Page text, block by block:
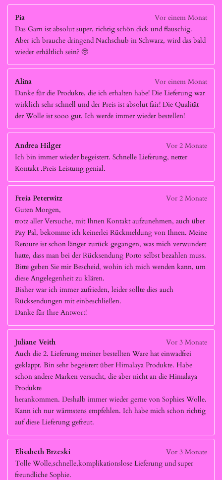
Pia
Vor einem Monat
Das Garn ist absolut super, richtig schön dick und flauschig.
Aber ich brauche dringend Nachschub in Schwarz, wird das bald
wieder erhältlich sein? 🥺
Alina
Vor einem Monat
Danke für die Produkte, die ich erhalten habe! Die Lieferung war
wirklich sehr schnell und der Preis ist absolut fair! Die Qualität
der Wolle ist sooo gut. Ich werde immer wieder bestellen!
Andrea Hilger
Vor 2 Monate
Ich bin immer wieder begeistert. Schnelle Lieferung, netter
Kontakt .Preis Leistung genial.
Freia Peterwitz
Vor 2 Monate
Guten Morgen,
trotz aller Versuche, mit Ihnen Kontakt aufzunehmen, auch über
Pay Pal, bekomme ich keinerlei Rückmeldung von Ihnen. Meine
Retoure ist schon länger zurück gegangen, was mich verwundert
hatte, dass man bei der Rücksendung Porto selbst bezahlen muss.
Bitte geben Sie mir Bescheid, wohin ich mich wenden kann, um
diese Angelegenheit zu klären.
Bisher war ich immer zufrieden, leider sollte dies auch
Rücksendungen mit einbeschließen.
Danke für Ihre Antwort!
Juliane Veith
Vor 3 Monate
Auch die 2. Lieferung meiner bestellten Ware hat einwadfrei
geklappt. Bin sehr begeistert über Himalaya Produkte. Habe
schon andere Marken versucht, die aber nicht an die Himalaya
Produkte
herankommen. Deshalb immer wieder gerne von Sophies Wolle.
Kann ich nur wärmstens empfehlen. Ich habe mich schon richtig
auf diese Lieferung gefreut.
Elisabeth Brzeski
Vor 3 Monate
Tolle Wolle,schnelle,komplikationslose Lieferung und super
freundliche Sophie.